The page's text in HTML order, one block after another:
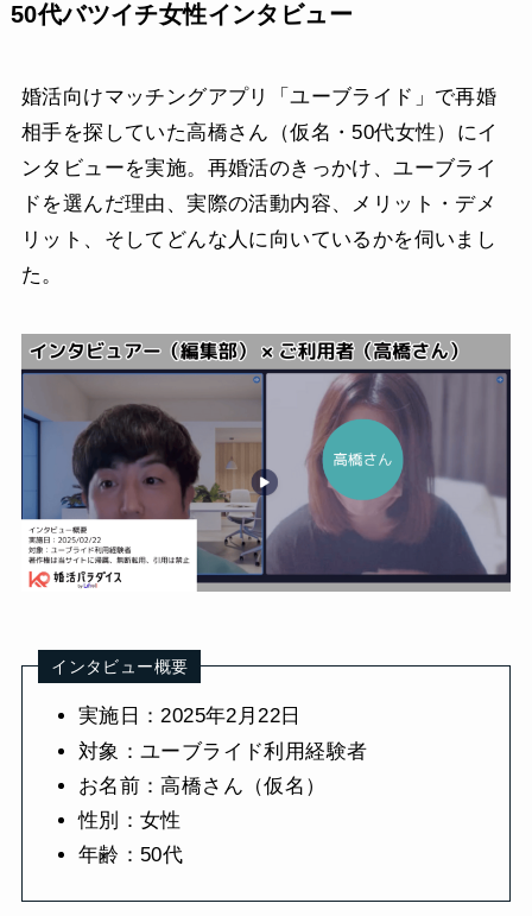
50代バツイチ女性インタビュー
婚活向けマッチングアプリ「ユーブライド」で再婚
相手を探していた高橋さん（仮名・50代女性）にイ
ンタビューを実施。再婚活のきっかけ、ユーブライ
ドを選んだ理由、実際の活動内容、メリット・デメ
リット、そしてどんな人に向いているかを伺いまし
た。
インタビュー概要
実施日：2025年2月22日
対象：ユーブライド利用経験者
お名前：高橋さん（仮名）
性別：女性
年齢：50代